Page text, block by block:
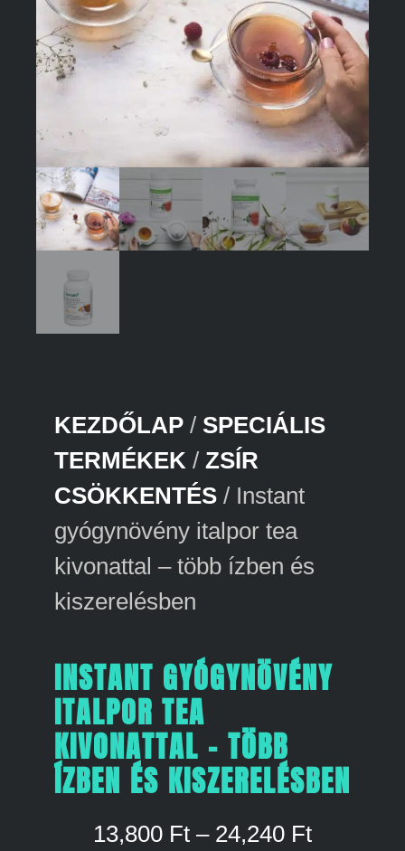
KEZDŐLAP / SPECIÁLIS
TERMÉKEK / ZSÍR
CSÖKKENTÉS / Instant
gyógynövény italpor tea
kivonattal – több ízben és
kiszerelésben
INSTANT GYÓGYNÖVÉNY
ITALPOR TEA
KIVONATTAL – TÖBB
ÍZBEN ÉS KISZERELÉSBEN
13,800 Ft – 24,240 Ft